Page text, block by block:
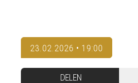
23.02.2026 • 19:00
DELEN